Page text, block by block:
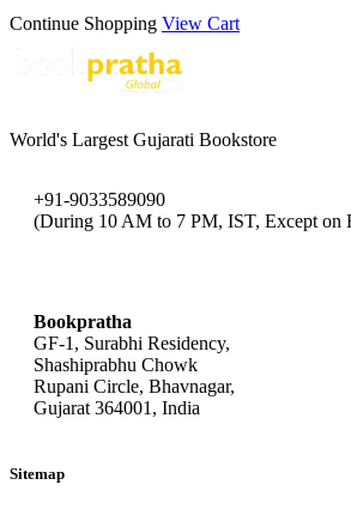
Continue Shopping View Cart
World's Largest Gujarati Bookstore
+91-9033589090
(During 10 AM to 7 PM, IST, Except on
Bookpratha
GF-1, Surabhi Residency,
Shashiprabhu Chowk
Rupani Circle, Bhavnagar,
Gujarat 364001, India
Sitemap